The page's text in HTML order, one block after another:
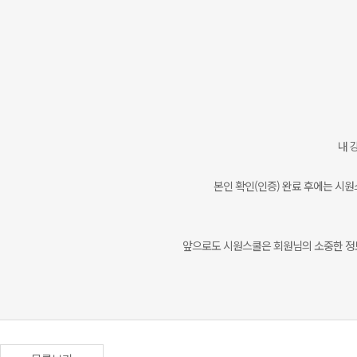
내
본인 확인(인증) 완료 후에는 시
앞으로도 시원스쿨은 회원님의 소중한